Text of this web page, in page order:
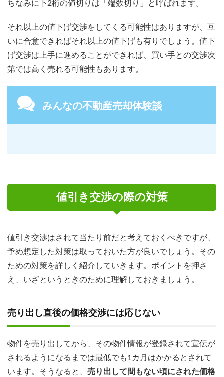
ちなみに下2桁の値切りは「端数切り」と呼ばれます。
それ以上の値下げ交渉をしてくる可能性はありますが、互
いに合意できればそれ以上の値下げも有りでしょう。値下
げ交渉は上手に進めることができれば、買い手との交渉次
第では高く売れる可能性もあります。
みんなの不動産売却体験談
値引き交渉の際の対策
値引き交渉はされて当たり前だと考えておくべきですが、
予め想定した対策は取っておいた方が良いでしょう。その
ための対策を詳しく紹介していきます。ポイントを押さ
え、いざというときのために理解しておきましょう。
売り出し直後の価格交渉には応じない
物件を売り出してから、その物件情報が登録されて宣伝が
されるようになるまでは最低でも1カ月はかかるとされて
います。そうなると、 売り出して間もない頃にされた価格